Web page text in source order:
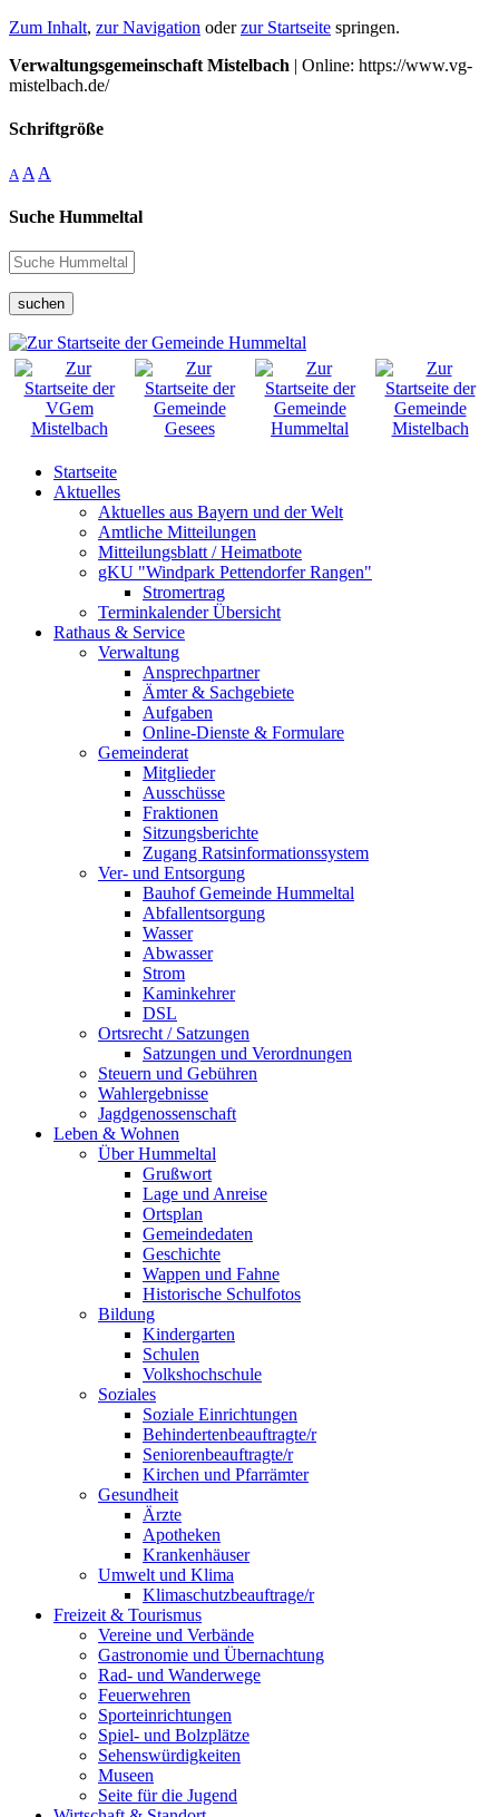
Zum Inhalt, zur Navigation oderzur Startseite springen.
Verwaltungsgemeinschaft Mistelbach | Online: https://www.vg-
mistelbach.de/
Schriftgröße
A A A
Suche Hummeltal
suchen
Startseite
Aktuelles
Aktuelles aus Bayern und der Welt
Amtliche Mitteilungen
Mitteilungsblatt / Heimatbote
gKU "Windpark Pettendorfer Rangen"
Stromertrag
Terminkalender Übersicht
Rathaus & Service
Verwaltung
Ansprechpartner
Ämter & Sachgebiete
Aufgaben
Online-Dienste & Formulare
Gemeinderat
Mitglieder
Ausschüsse
Fraktionen
Sitzungsberichte
Zugang Ratsinformationssystem
Ver- und Entsorgung
Bauhof Gemeinde Hummeltal
Abfallentsorgung
Wasser
Abwasser
Strom
Kaminkehrer
DSL
Ortsrecht / Satzungen
Satzungen und Verordnungen
Steuern und Gebühren
Wahlergebnisse
Jagdgenossenschaft
Leben & Wohnen
Über Hummeltal
Grußwort
Lage und Anreise
Ortsplan
Gemeindedaten
Geschichte
Wappen und Fahne
Historische Schulfotos
Bildung
Kindergarten
Schulen
Volkshochschule
Soziales
Soziale Einrichtungen
Behindertenbeauftragte/r
Seniorenbeauftragte/r
Kirchen und Pfarrämter
Gesundheit
Ärzte
Apotheken
Krankenhäuser
Umwelt und Klima
Klimaschutzbeauftrage/r
Freizeit & Tourismus
Vereine und Verbände
Gastronomie und Übernachtung
Rad- und Wanderwege
Feuerwehren
Sporteinrichtungen
Spiel- und Bolzplätze
Sehenswürdigkeiten
Museen
Seite für die Jugend